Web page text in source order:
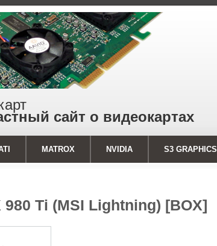
сайт о видеокартах
MATROX NVIDIA S3 GRAPHICS
980 Ti (MSI Lightning) [BOX]